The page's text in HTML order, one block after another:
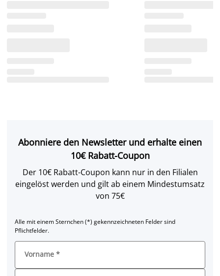
Abonniere den Newsletter und erhalte einen
10€ Rabatt-Coupon
Der 10€ Rabatt-Coupon kann nur in den Filialen
eingelöst werden und gilt ab einem Mindestumsatz
von 75€
Alle mit einem Sternchen (*) gekennzeichneten Felder sind
Pflichtfelder.
Vorname *